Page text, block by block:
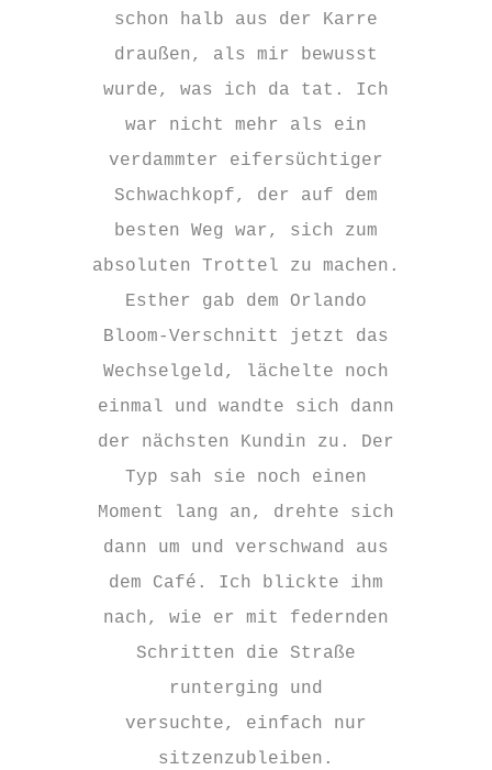
schon halb aus der Karre
draußen, als mir bewusst
wurde, was ich da tat. Ich
war nicht mehr als ein
verdammter eifersüchtiger
Schwachkopf, der auf dem
besten Weg war, sich zum
absoluten Trottel zu machen.
Esther gab dem Orlando
Bloom-Verschnitt jetzt das
Wechselgeld, lächelte noch
einmal und wandte sich dann
der nächsten Kundin zu. Der
Typ sah sie noch einen
Moment lang an, drehte sich
dann um und verschwand aus
dem Café. Ich blickte ihm
nach, wie er mit federnden
Schritten die Straße
runterging und
versuchte, einfach nur
sitzenzubleiben.